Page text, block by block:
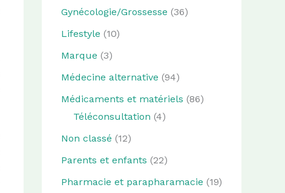
Gynécologie/Grossesse (36)
Lifestyle (10)
Marque (3)
Médecine alternative (94)
Médicaments et matériels (86)
Téléconsultation (4)
Non classé (12)
Parents et enfants (22)
Pharmacie et parapharamacie (19)